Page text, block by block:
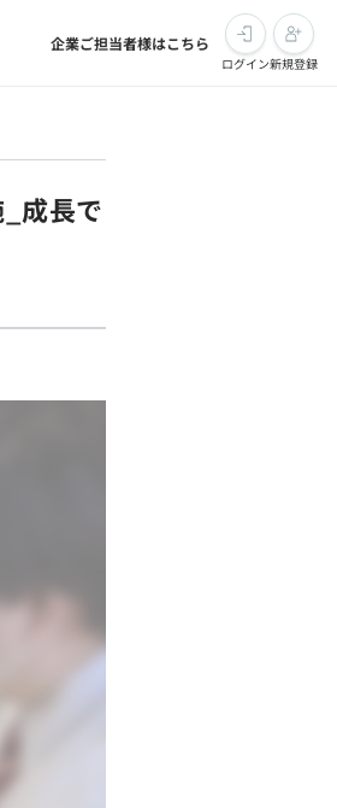
企業ご担当者様はこちら
ログイン新規登録
成長で